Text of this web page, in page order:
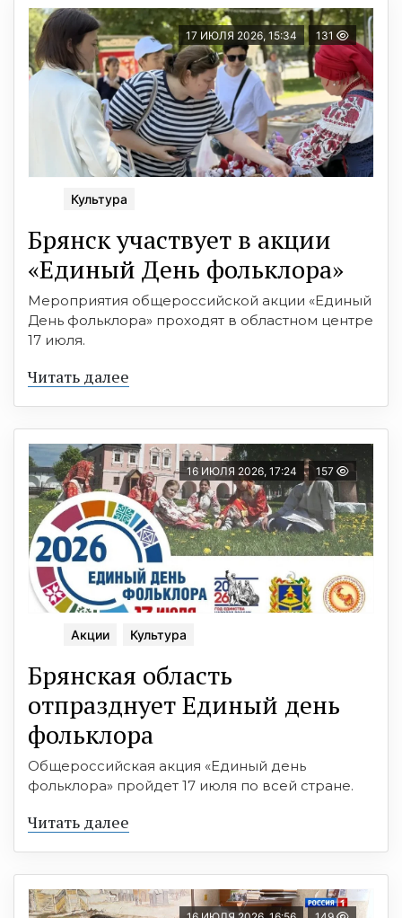
17 ИЮЛЯ 2026, 15:34 131
Культура
Брянск участвует в акции
«Единый День фольклора»
Мероприятия общероссийской акции «Единый
День фольклора» проходят в областном центре
17 июля.
Читать далее
16 ИЮЛЯ 2026, 17:24 157
Акции Культура
Брянская область
отпразднует Единый день
фольклора
Общероссийская акция «Единый день
фольклора» пройдет 17 июля по всей стране.
Читать далее